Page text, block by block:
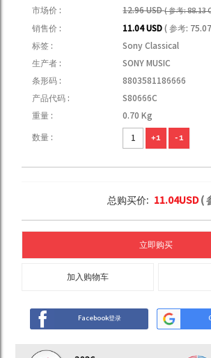
市场价 : 12.96 USD( 参考: 88.13
销售价 : 11.04 USD( 参考:
标签 :
Sony Classical
生产者 :
SONY MUSIC
条形码 :
8803581186666
产品代码 :
S80666C
重量 :
0.70 Kg
数量 : +1 -1
总购买价: 11.04USD(
立即购买
加入购物车
Facebook登录